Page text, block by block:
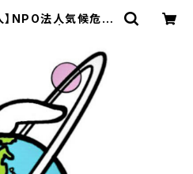
】NPO法人気候危機